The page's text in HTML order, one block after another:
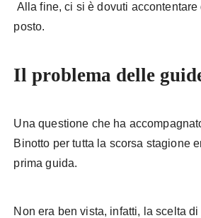
Alla fine, ci si è dovuti
posto.
Il problema delle
Una questione che ha
Binotto per tutta la scorsa stagione
prima guida.
Non era ben vista, infatti, la scelta